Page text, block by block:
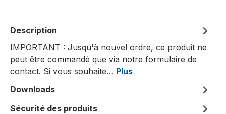
Description
IMPORTANT : Jusqu'à nouvel ordre, ce produit ne
peut être commandé que via notre formulaire de
contact. Si vous souhaite… Plus
Downloads
Sécurité des produits